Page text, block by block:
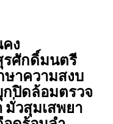
ง
รศักดิ์มนตรี
ษาความสงบ
กปิดล้อมตรวจ
มั่วสุมเสพยา